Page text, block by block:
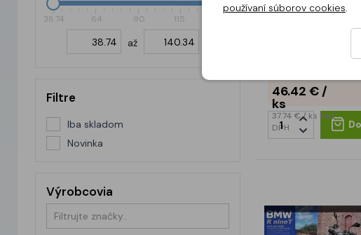
38.74 64 90 115
až
Filtre
Iba skladom
Novinka
Výrobcovia
"Elephant" 850
46.42 €/
ks
37.74 €/ ks bez
DPH
používaní súborov cookies